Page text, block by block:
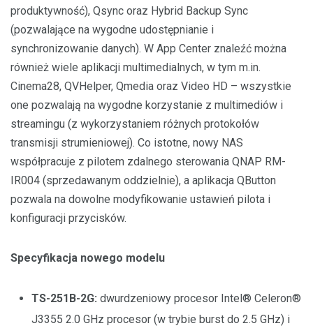
produktywność), Qsync oraz Hybrid Backup Sync
(pozwalające na wygodne udostępnianie i
synchronizowanie danych). W App Center znaleźć można
również wiele aplikacji multimedialnych, w tym m.in.
Cinema28, QVHelper, Qmedia oraz Video HD – wszystkie
one pozwalają na wygodne korzystanie z multimediów i
streamingu (z wykorzystaniem różnych protokołów
transmisji strumieniowej). Co istotne, nowy NAS
współpracuje z pilotem zdalnego sterowania QNAP RM-
IR004 (sprzedawanym oddzielnie), a aplikacja QButton
pozwala na dowolne modyfikowanie ustawień pilota i
konfiguracji przycisków.
Specyfikacja nowego modelu
TS-251B-2G: dwurdzeniowy procesor Intel® Celeron®
J3355 2.0 GHz procesor (w trybie burst do 2.5 GHz) i